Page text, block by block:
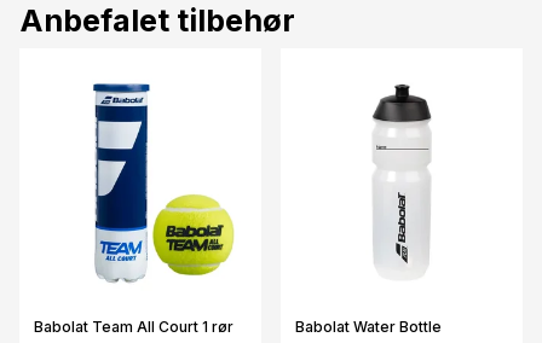
Anbefalet tilbehør
Babolat Team All Court 1 rør Babolat Water Bottle